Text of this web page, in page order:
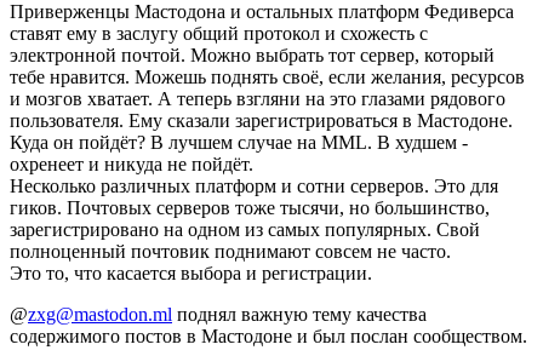
Приверженцы Мастодона и остальных платформ Федиверса
ставят ему в заслугу общий протокол и схожесть с
электронной почтой. Можно выбрать тот сервер, который
тебе нравится. Можешь поднять своё, если желания, ресурсов
и мозгов хватает. А теперь взгляни на это глазами рядового
пользователя. Ему сказали зарегистрироваться в Мастодоне.
Куда он пойдёт? В лучшем случае на MML. В худшем -
охренеет и никуда не пойдёт.
Несколько различных платформ и сотни серверов. Это для
гиков. Почтовых серверов тоже тысячи, но большинство,
зарегистрировано на одном из самых популярных. Свой
полноценный почтовик поднимают совсем не часто.
Это то, что касается выбора и регистрации.
@zxg@mastodon.ml поднял важную тему качества
содержимого постов в Мастодоне и был послан сообществом.